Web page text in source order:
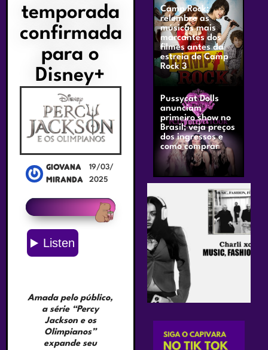
temporada
confirmada
para o
Disney+
Giovana
Miranda
19/03/
2025
Amada pelo público,
a série “Percy
Jackson e os
Olimpianos”
expande seu
Camp Rock:
relembre as
músicas mais
marcantes dos
filmes antes da
estreia de Camp
Rock 3
Pussycat Dolls
anunciam
primeiro show no
Brasil; veja preços
dos ingressos e
como comprar